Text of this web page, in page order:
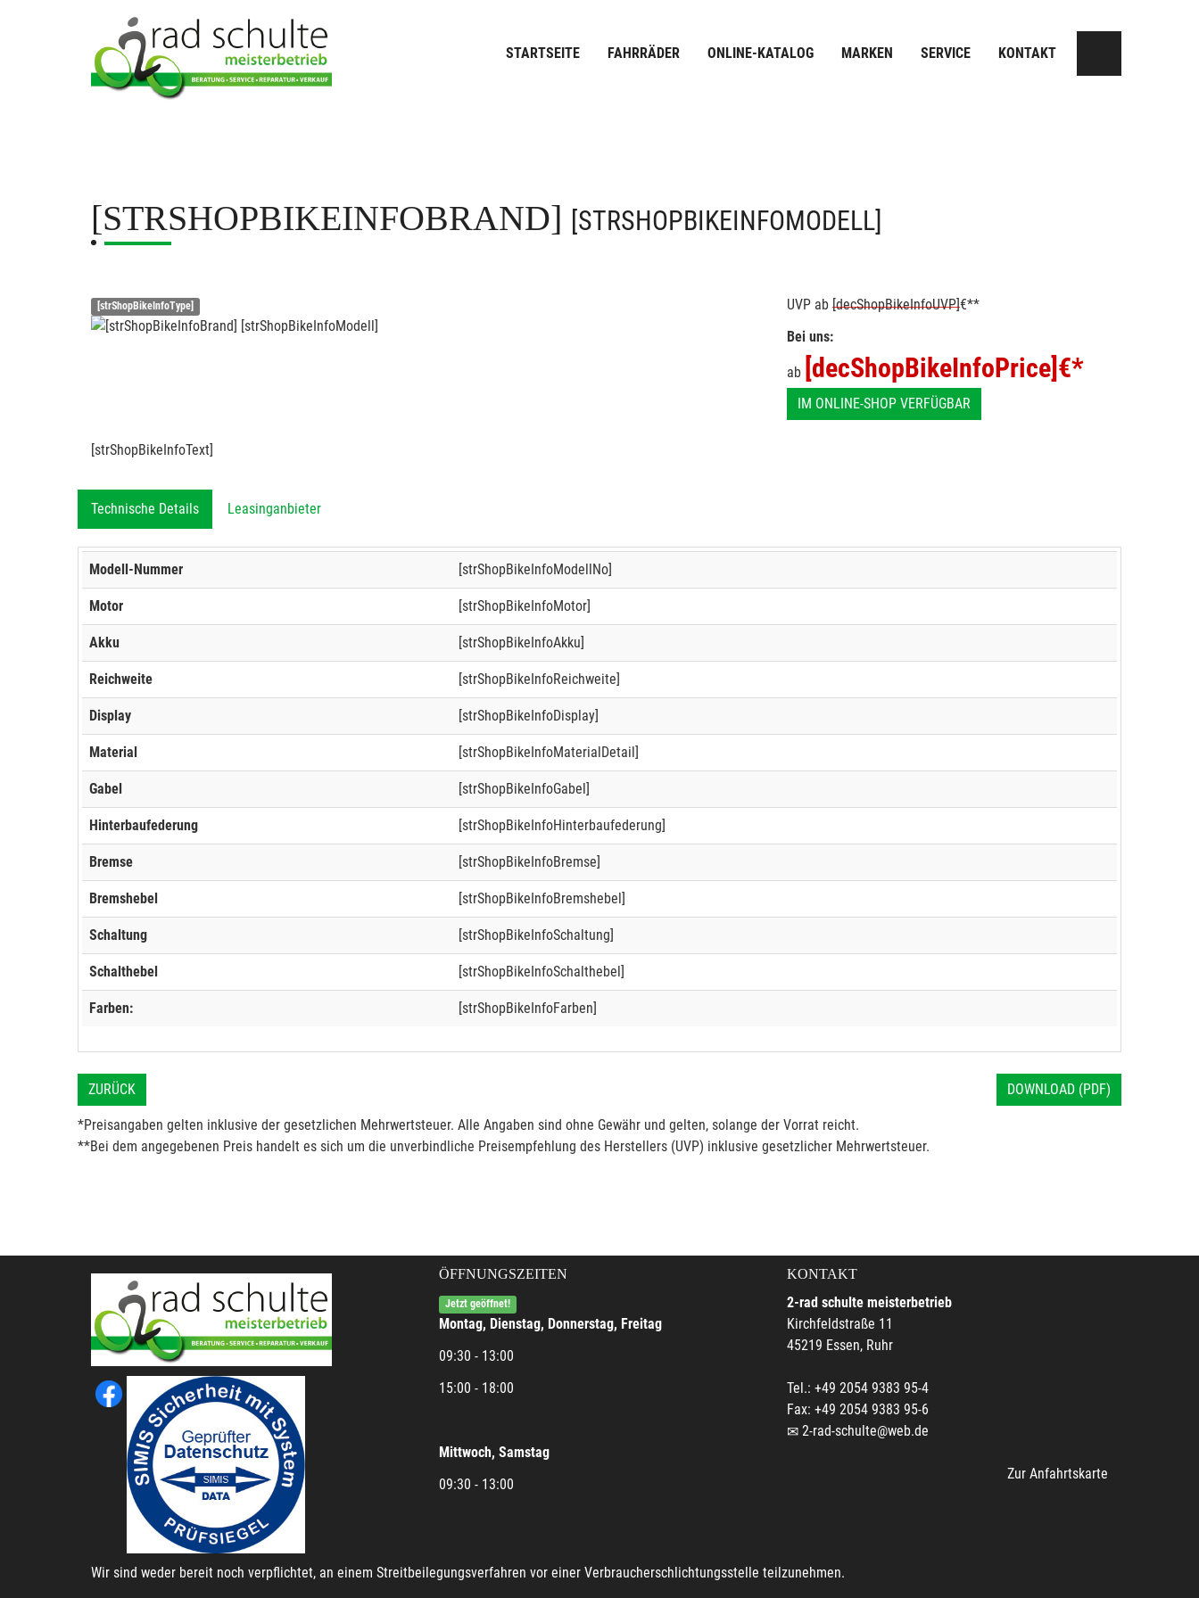
STARTSEITE FAHRRÄDER ONLINE-KATALOG MARKEN SERVICE KONTAKT
[STRSHOPBIKEINFOBRAND] [STRSHOPBIKEINFOMODELL]
[strShopBikeInfoType] UVP ab [decShopBikeInfoUVP]€**
Bei uns:
ab [decShopBikeInfoPrice] €*
IM ONLINE-SHOP VERFÜGBAR
[strShopBikeInfoText]
Technische Details Leasinganbieter
Modell-Nummer [strShopBikeInfoModellNo]
Motor [strShopBikeInfoMotor]
Akku [strShopBikeInfoAkku]
Reichweite [strShopBikeInfoReichweite]
Display [strShopBikeInfoDisplay]
Material [strShopBikeInfoMaterialDetail]
Gabel [strShopBikeInfoGabel]
Hinterbaufederung [strShopBikeInfoHinterbaufederung]
Bremse [strShopBikeInfoBremse]
Bremshebel [strShopBikeInfoBremshebel]
Schaltung [strShopBikeInfoSchaltung]
Schalthebel [strShopBikeInfoSchalthebel]
Farben: [strShopBikeInfoFarben]
ZURÜCK DOWNLOAD (PDF)
*Preisangaben gelten inklusive der gesetzlichen Mehrwertsteuer. Alle Angaben sind ohne Gewähr und gelten, solange der Vorrat reicht.
**Bei dem angegebenen Preis handelt es sich um die unverbindliche Preisempfehlung des Herstellers (UVP) inklusive gesetzlicher Mehrwertsteuer.
ÖFFNUNGSZEITEN
Jetzt geöffnet!
Montag, Dienstag, Donnerstag, Freitag
09:30 - 13:00
15:00 - 18:00
Mittwoch, Samstag
09:30 - 13:00
KONTAKT
2-rad schulte meisterbetrieb
Kirchfeldstraße 11
45219 Essen, Ruhr
Tel.: +49 2054 9383 95-4
Fax: +49 2054 9383 95-6
2-rad-schulte@web.de
Zur Anfahrtskarte
Wir sind weder bereit noch verpflichtet, an einem Streitbeilegungsverfahren vor einer Verbraucherschlichtungsstelle teilzunehmen.